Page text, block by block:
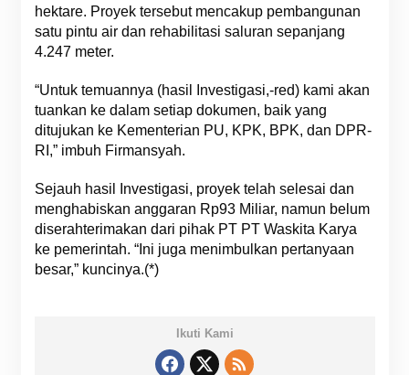
hektare. Proyek tersebut mencakup pembangunan
satu pintu air dan rehabilitasi saluran sepanjang
4.247 meter.
“Untuk temuannya (hasil Investigasi,-red) kami akan
tuankan ke dalam setiap dokumen, baik yang
ditujukan ke Kementerian PU, KPK, BPK, dan DPR-
RI,” imbuh Firmansyah.
Sejauh hasil Investigasi, proyek telah selesai dan
menghabiskan anggaran Rp93 Miliar, namun belum
diserahterimakan dari pihak PT PT Waskita Karya
ke pemerintah. “Ini juga menimbulkan pertanyaan
besar,” kuncinya.(*)
Ikuti Kami